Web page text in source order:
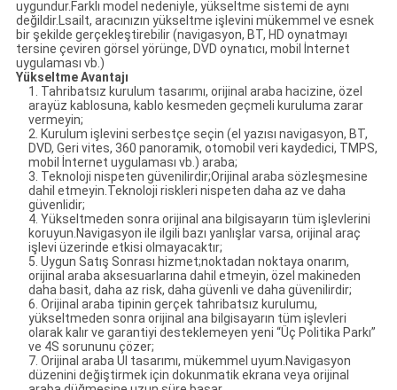
uygundur.Farklı model nedeniyle, yükseltme sistemi de aynı
değildir.Lsailt, aracınızın yükseltme işlevini mükemmel ve esnek
bir şekilde gerçekleştirebilir (navigasyon, BT, HD oynatmayı
tersine çeviren görsel yörünge, DVD oynatıcı, mobil İnternet
uygulaması vb.)
Yükseltme Avantajı
1. Tahribatsız kurulum tasarımı, orijinal araba hacizine, özel
arayüz kablosuna, kablo kesmeden geçmeli kuruluma zarar
vermeyin;
2. Kurulum işlevini serbestçe seçin (el yazısı navigasyon, BT,
DVD, Geri vites, 360 panoramik, otomobil veri kaydedici, TMPS,
mobil İnternet uygulaması vb.) araba;
3. Teknoloji nispeten güvenilirdir;Orijinal araba sözleşmesine
dahil etmeyin.Teknoloji riskleri nispeten daha az ve daha
güvenlidir;
4. Yükseltmeden sonra orijinal ana bilgisayarın tüm işlevlerini
koruyun.Navigasyon ile ilgili bazı yanlışlar varsa, orijinal araç
işlevi üzerinde etkisi olmayacaktır;
5. Uygun Satış Sonrası hizmet;noktadan noktaya onarım,
orijinal araba aksesuarlarına dahil etmeyin, özel makineden
daha basit, daha az risk, daha güvenli ve daha güvenilirdir;
6. Orijinal araba tipinin gerçek tahribatsız kurulumu,
yükseltmeden sonra orijinal ana bilgisayarın tüm işlevleri
olarak kalır ve garantiyi desteklemeyen yeni “Üç Politika Parkı”
ve 4S sorununu çözer;
7. Orijinal araba UI tasarımı, mükemmel uyum.Navigasyon
düzenini değiştirmek için dokunmatik ekrana veya orijinal